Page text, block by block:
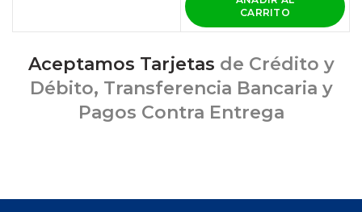
CARRITO
Aceptamos Tarjetas de Crédito y
Débito, Transferencia Bancaria y
Pagos Contra Entrega